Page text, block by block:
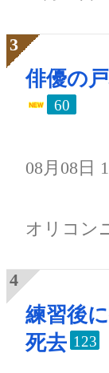
俳優の
60
08月08日
オリコン
練習後
死去 123